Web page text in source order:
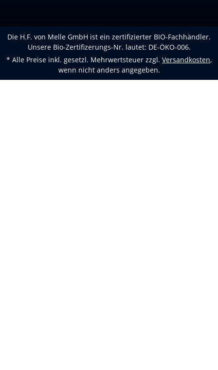
Die H.F. von Melle GmbH ist ein zertifizierter BIO-Fachhändler.
Unsere Bio-Zertifizerungs-Nr. lautet: DE-ÖKO-006.
* Alle Preise inkl. gesetzl. Mehrwertsteuer zzgl. Versandkosten,
wenn nicht anders angegeben.